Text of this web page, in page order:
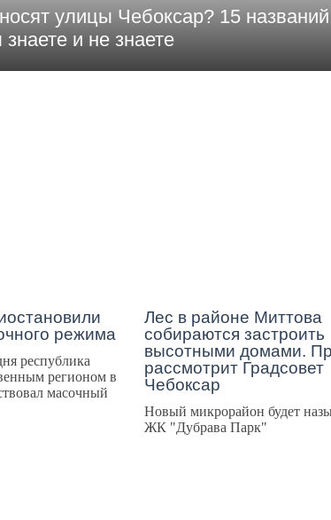
улицы Чебоксар? 15
и не знаете
режима
республика
регионом в
масочный
Лес в районе Миттова
собираются застроить
высотными домами.
рассмотрит Градсовет
Чебоксар
Новый микрорайон будет
ЖК "Дубрава Парк"